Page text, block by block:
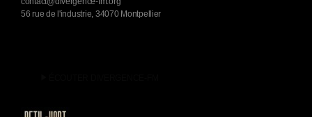
56 rue de l'industrie, 34070 Montpellier